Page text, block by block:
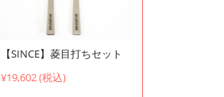
【SINCE】菱目打ちセット
¥19,602 (税込)